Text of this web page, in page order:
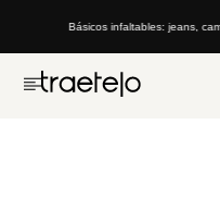
Básicos infaltables: jeans,